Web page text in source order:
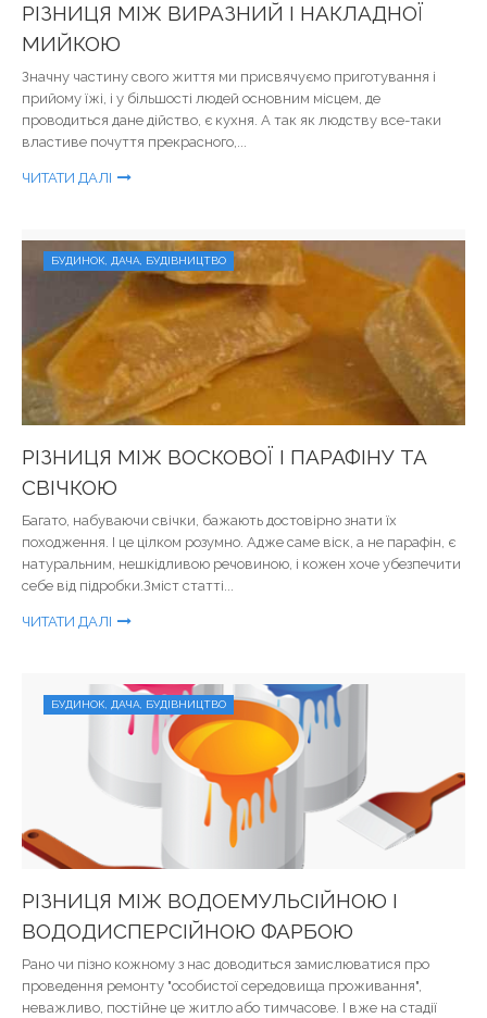
РІЗНИЦЯ МІЖ ВИРАЗНИЙ І НАКЛАДНОЇ
МИЙКОЮ
Значну частину свого життя ми присвячуємо приготування і
прийому їжі, і у більшості людей основним місцем, де
проводиться дане дійство, є кухня. А так як людству все-таки
властиве почуття прекрасного,...
ЧИТАТИ ДАЛІ
БУДИНОК, ДАЧА, БУДІВНИЦТВО
РІЗНИЦЯ МІЖ ВОСКОВОЇ І ПАРАФІНУ ТА
СВІЧКОЮ
Багато, набуваючи свічки, бажають достовірно знати їх
походження. І це цілком розумно. Адже саме віск, а не парафін, є
натуральним, нешкідливою речовиною, і кожен хоче убезпечити
себе від підробки.Зміст статті...
ЧИТАТИ ДАЛІ
БУДИНОК, ДАЧА, БУДІВНИЦТВО
РІЗНИЦЯ МІЖ ВОДОЕМУЛЬСІЙНОЮ І
ВОДОДИСПЕРСІЙНОЮ ФАРБОЮ
Рано чи пізно кожному з нас доводиться замислюватися про
проведення ремонту "особистої середовища проживання",
неважливо, постійне це житло або тимчасове. І вже на стадії